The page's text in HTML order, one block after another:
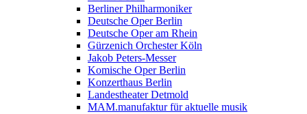
Berliner Philharmoniker
Deutsche Oper Berlin
Deutsche Oper am Rhein
Gürzenich Orchester Köln
Jakob Peters-Messer
Komische Oper Berlin
Konzerthaus Berlin
Landestheater Detmold
MAM.manufaktur für aktuelle musik